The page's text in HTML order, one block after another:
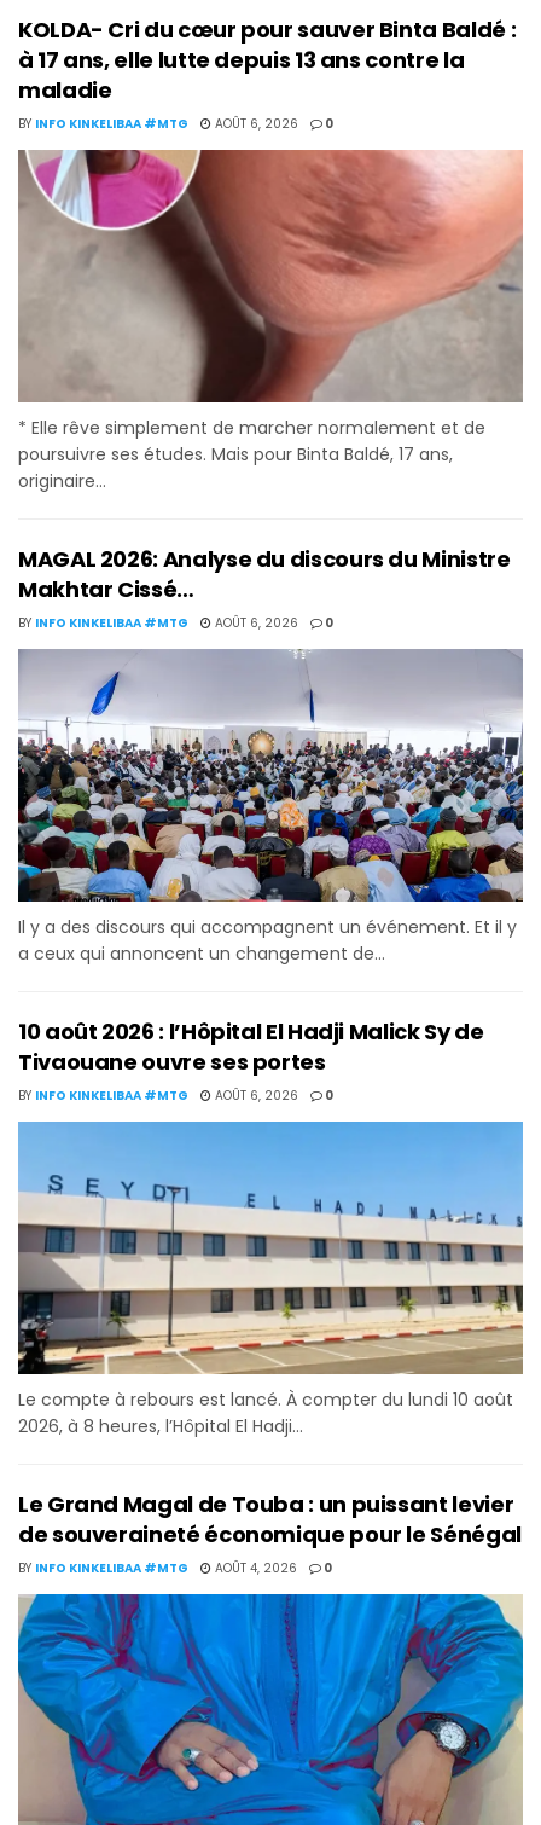
KOLDA- Cri du cœur pour sauver Binta Baldé :
à 17 ans, elle lutte depuis 13 ans contre la
maladie
BY INFO KINKELIBAA #MTG AOÛT 6, 2026 0
* Elle rêve simplement de marcher normalement et de
poursuivre ses études. Mais pour Binta Baldé, 17 ans,
originaire...
MAGAL 2026: Analyse du discours du Ministre
Makhtar Cissé…
BY INFO KINKELIBAA #MTG AOÛT 6, 2026 0
Il y a des discours qui accompagnent un événement. Et il y
a ceux qui annoncent un changement de...
10 août 2026 : l’Hôpital El Hadji Malick Sy de
Tivaouane ouvre ses portes
BY INFO KINKELIBAA #MTG AOÛT 6, 2026 0
Le compte à rebours est lancé. À compter du lundi 10 août
2026, à 8 heures, l’Hôpital El Hadji...
Le Grand Magal de Touba : un puissant levier
de souveraineté économique pour le Sénégal
BY INFO KINKELIBAA #MTG AOÛT 4, 2026 0